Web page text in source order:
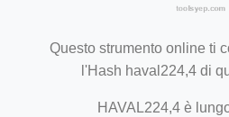
Questo strumento online ti
l'Hash haval224,4 di
HAVAL224,4 è